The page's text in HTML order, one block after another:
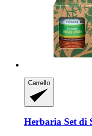
Carrello
Herbaria Set di